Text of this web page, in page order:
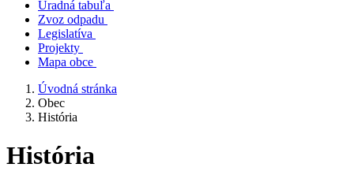
Úradná tabuľa
Zvoz odpadu
Legislatíva
Projekty
Mapa obce
Úvodná stránka
Obec
História
História